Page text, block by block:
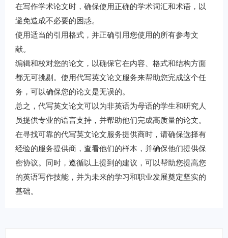
在写作学术论文时，确保使用正确的学术词汇和术语，以
避免造成不必要的困惑。
使用适当的引用格式，并正确引用您使用的所有参考文
献。
编辑和校对您的论文，以确保它在内容、格式和结构方面
都无可挑剔。使用代写英文论文服务来帮助您完成这个任
务，可以确保您的论文是无误的。
总之，代写英文论文可以为非英语为母语的学生和研究人
员提供专业的语言支持，并帮助他们完成高质量的论文。
在寻找可靠的代写英文论文服务提供商时，请确保选择有
经验的服务提供商，查看他们的样本，并确保他们提供保
密协议。同时，遵循以上提到的建议，可以帮助您提高您
的英语写作技能，并为未来的学习和职业发展奠定坚实的
基础。